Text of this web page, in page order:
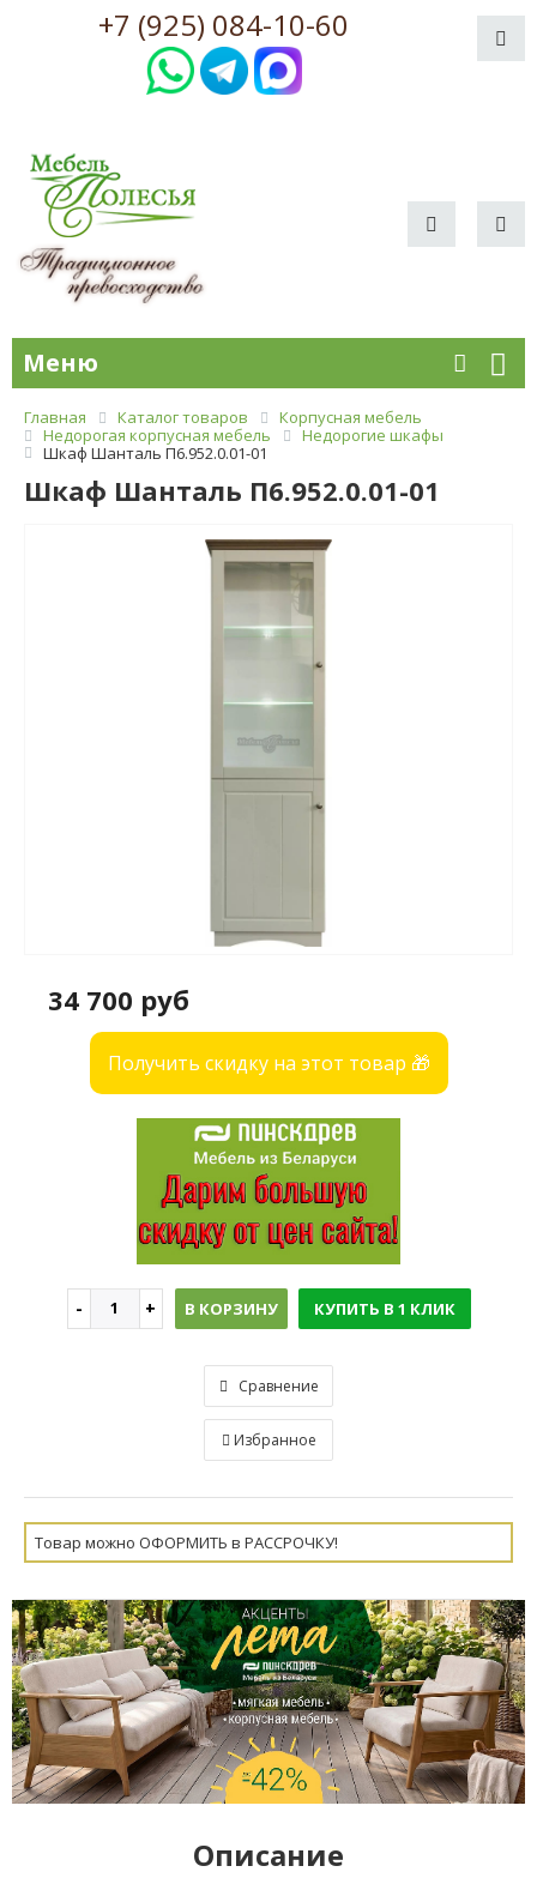
+7 (925) 084-10-60
Меню
Главная Каталог товаров
Корпусная мебель
Недорогая корпусная мебель
Недорогие шкафы
Шкаф Шанталь П6.952.0.01-01
Шкаф Шанталь П6.952.0.01-01
34 700 руб
Получить скидку на этот товар 🎁
В КОРЗИНУ КУПИТЬ В 1 КЛИК
Сравнение
Избранное
Товар можно ОФОРМИТЬ в РАССРОЧКУ!
Описание